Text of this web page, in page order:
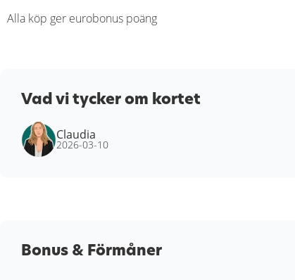
Alla köp ger eurobonus poäng
Vad vi tycker om kortet
Claudia
2026-03-10
Bonus & Förmåner